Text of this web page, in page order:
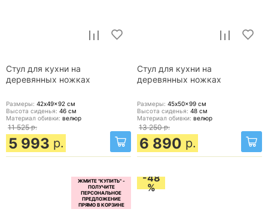
Стул для кухни на
деревянных ножках
Размеры: 42x49x92 см
Высота сиденья: 46 см
Материал обивки: велюр
11 525 р.
5 993 р.
Стул для кухни на
деревянных ножках
Размеры: 45x50x99 см
Высота сиденья: 48 см
Материал обивки: велюр
13 250 р.
6 890 р.
-48
%